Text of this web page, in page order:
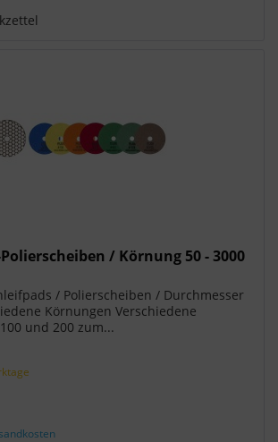
/ Körnung 50 - 3000
/ Polierscheiben / Durchmesser
Körnungen Verschiedene
und 200 zum...